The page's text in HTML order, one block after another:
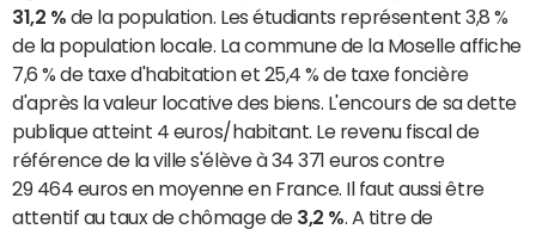
31,2 % de la population. Les étudiants représentent 3,8 %
de la population locale. La commune de la Moselle affiche
7,6 % de taxe d'habitation et 25,4 % de taxe foncière
d'après la valeur locative des biens. L'encours de sa dette
publique atteint 4 euros/habitant. Le revenu fiscal de
référence de la ville s'élève à 34 371 euros contre
29 464 euros en moyenne en France. Il faut aussi être
attentif au taux de chômage de 3,2 % . A titre de